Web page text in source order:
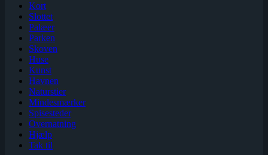
Kort
Slottet
Palæer
Parken
Skoven
Huse
Kunst
Havnen
Naturstier
Mindesmærker
Spisesteder
Overnatning
Hjælp
Tak til